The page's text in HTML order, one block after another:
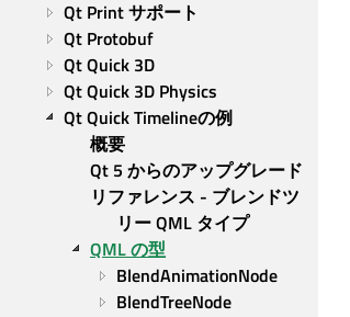
Qt Print サポート
Qt Protobuf
Qt Quick 3D
Qt Quick 3D Physics
Qt Quick Timelineの例
概要
Qt 5 からのアップグレード
リファレンス - ブレンドツ
リー QML タイプ
QML の型
BlendAnimationNode
BlendTreeNode